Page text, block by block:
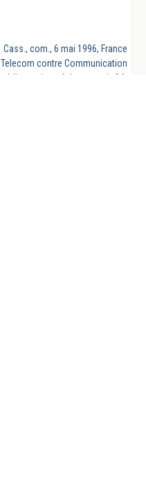
Cass., com., 6 mai 1996, France
Telecom contre Communication
média service, n° de pourvoi : 94-